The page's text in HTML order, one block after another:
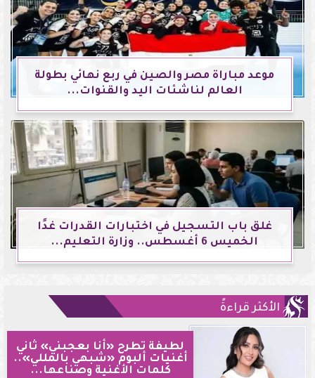
موعد مباراة مصر والصين في ربع نهائي بطولة
العالم لناشئات اليد والقنوات...
غلق باب التسجيل في اختبارات القدرات غدًا
الخميس 6 أغسطس.. وزارة التعليم...
الأكثر قراءةً
لطيفة تطرح «أنا بعجبني» ثاني
أغنيات ألبوم «شبهي بالمللي»..
كلمات الأغنية وصناعها...